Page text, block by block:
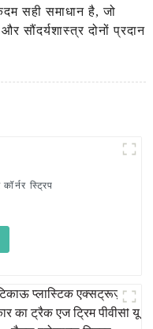
सही समाधान है, जो
सौंदर्यशास्त्र दोनों प्रदान
स्ट्रिप